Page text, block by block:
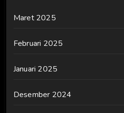
Maret 2025
Februari 2025
Januari 2025
Desember 2024